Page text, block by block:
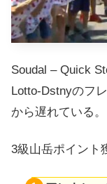
Soudal – Quick
Lotto-Dstnyのフ
から遅れている。
3級山岳ポイント